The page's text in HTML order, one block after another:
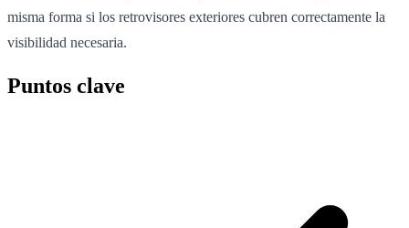
misma forma si los retrovisores exteriores cubren correctamente la
visibilidad necesaria.
Puntos clave